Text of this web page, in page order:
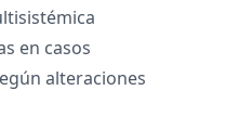
en casos
alteraciones